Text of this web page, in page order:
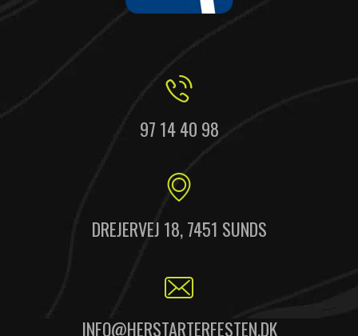
97 14 40 98
DREJERVEJ 18, 7451 SUNDS
INFO@HERSTARTERFESTEN.DK